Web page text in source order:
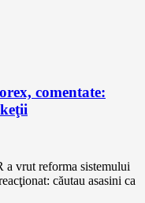
comentate:
a vrut reforma sistemului
căutau asasini ca